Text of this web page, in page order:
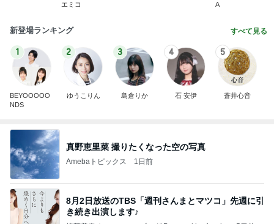
エミコ
A
新登場ランキング すべて見る
1
BEYOOOOO
NDS
2
ゆうこりん
3
島倉りか
4
石 安伊
5
蒼井心音
真野恵里菜 撮りたくなった空の写真
Amebaトピックス 1日前
8月2日放送のTBS「週刊さんまとマツコ」先週に引
き続き出演します♪